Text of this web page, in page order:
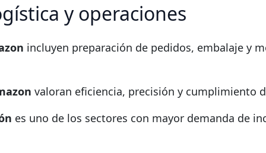
y operaciones
incluyen preparación de pedidos, embalaje y
valoran eficiencia, precisión y cumplimiento
es uno de los sectores con mayor demanda de